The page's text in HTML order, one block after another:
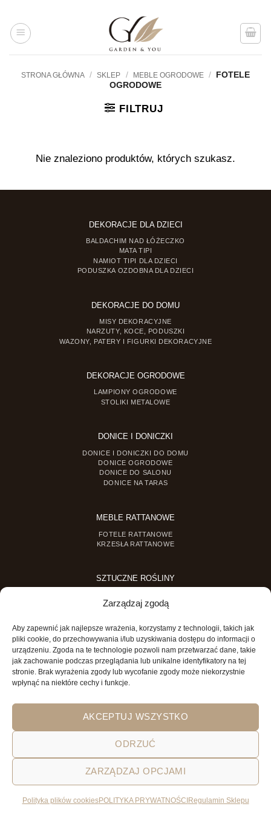
Zarządzaj zgodą
Aby zapewnić jak najlepsze wrażenia, korzystamy z technologii, takich jak
pliki cookie, do przechowywania i/lub uzyskiwania dostępu do informacji o
urządzeniu. Zgoda na te technologie pozwoli nam przetwarzać dane, takie
jak zachowanie podczas przeglądania lub unikalne identyfikatory na tej
stronie. Brak wyrażenia zgody lub wycofanie zgody może niekorzystnie
wpłynąć na niektóre cechy i funkcje.
AKCEPTUJ WSZYSTKO
ODRZUĆ
ZARZĄDZAJ OPCJAMI
Polityka plików cookiesPOLITYKA PRYWATNOŚCIRegulamin Sklepu
treści
STRONA GŁÓWNA / SKLEP / MEBLE OGRODOWE / FOTELE
OGRODOWE
FILTRUJ
Nie znaleziono produktów, których szukasz.
DEKORACJE DLA DZIECI
BALDACHIM NAD ŁÓŻECZKO
MATA TIPI
NAMIOT TIPI DLA DZIECI
PODUSZKA OZDOBNA DLA DZIECI
DEKORACJE DO DOMU
MISY DEKORACYJNE
NARZUTY, KOCE, PODUSZKI
WAZONY, PATERY I FIGURKI DEKORACYJNE
DEKORACJE OGRODOWE
LAMPIONY OGRODOWE
STOLIKI METALOWE
DONICE I DONICZKI
DONICE I DONICZKI DO DOMU
DONICE OGRODOWE
DONICE DO SALONU
DONICE NA TARAS
MEBLE RATTANOWE
FOTELE RATTANOWE
KRZESŁA RATTANOWE
SZTUCZNE ROŚLINY
SZTUCZNE ROŚLINY DONICZKOWE
MINI OGRODY
MINI OGRÓD DLA DZIECI
POLITYKA PRYWATNOŚCI
REGULAMIN SKLEPU ON-LINE
DOSTAWA
Wszystkie prawa zastrzeżone 2026 © Garden&You